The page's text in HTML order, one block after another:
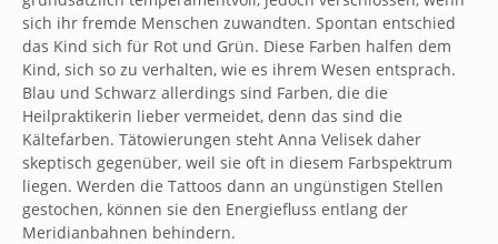
sich ihr fremde Menschen zuwandten. Spontan entschied
das Kind sich für Rot und Grün. Diese Farben halfen dem
Kind, sich so zu verhalten, wie es ihrem Wesen entsprach.
Blau und Schwarz allerdings sind Farben, die die
Heilpraktikerin lieber vermeidet, denn das sind die
Kältefarben. Tätowierungen steht Anna Velisek daher
skeptisch gegenüber, weil sie oft in diesem Farbspektrum
liegen. Werden die Tattoos dann an ungünstigen Stellen
gestochen, können sie den Energiefluss entlang der
Meridianbahnen behindern.